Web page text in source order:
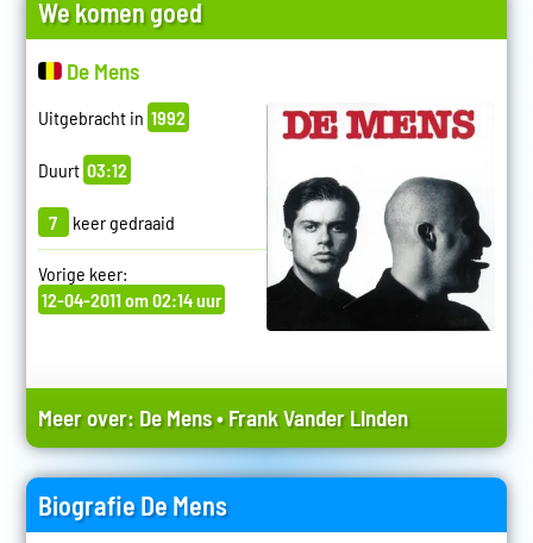
We komen goed
De Mens
Uitgebracht in 1992
Duurt 03:12
7 keer gedraaid
Vorige keer:
12-04-2011 om 02:14 uur
Meer over: De Mens•Frank Vander Linden
Biografie De Mens